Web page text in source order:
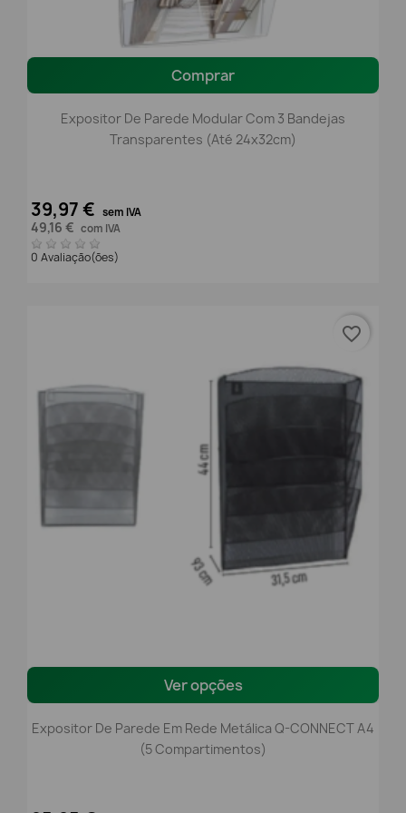
Comprar
Expositor De Parede Modular Com 3 Bandejas
Transparentes (Até 24x32cm)
39,97 € sem IVA
49,16 € com IVA
0 Avaliação(ões)
Ver opções
Expositor De Parede Em Rede Metálica Q-CONNECT A4
(5 Compartimentos)
favorite_border